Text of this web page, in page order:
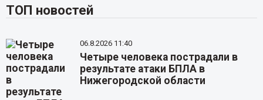
ТОП новостей
06.8.2026 11:40
Четыре человека пострадали в
результате атаки БПЛА в
Нижегородской области